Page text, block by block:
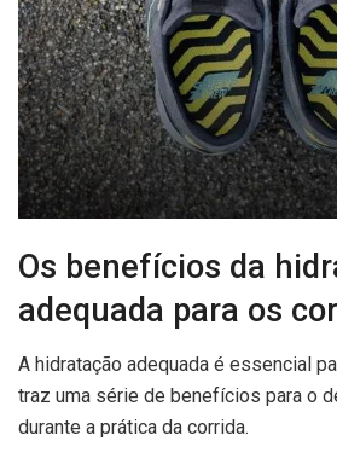
Os benefícios da
adequada para os
A hidratação adequada é essencial
traz uma série de benefícios para o
durante a prática da corrida.